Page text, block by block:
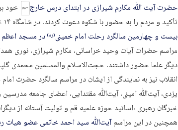
حضرت آيت ﷲ مکارم شیرازی در ابتدای درس خارج
خود
تأکید و مردم را به حضور با شکوه دعوت کردند. در شامگاه ۱۴ خرداد امسال،
بیست و چهارمین سالگرد رحلت امام خمینی(ره)در مسجد اعظم
مراسم حضرات آیات وحید خراسانی، مکارم شیرازی، نوری
دیگر علما حضور داشتند. حجت‌الاسلام والمسلمین محمدی
انقلاب نیز به نمایندگی از ایشان در مراسم سالگرد حضرت
یزدی، آیت‌ﷲ امینی، آیت‌ﷲ مقتدایی، اعضای جامعه مدرسین و
خبرگان رهبری ،اساتید حوزه علمیه قم و تولیت آستانه از
همچنین در این مراسمآیت‌ﷲ سید احمد خاتمی عضو هیات